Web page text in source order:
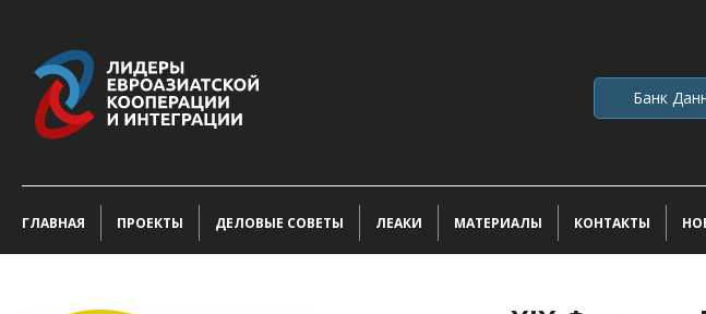
Банк
ГЛАВНАЯ ПРОЕКТЫ ДЕЛОВЫЕ СОВЕТЫ ЛЕАКИ МАТЕРИАЛЫ КОНТАКТЫ